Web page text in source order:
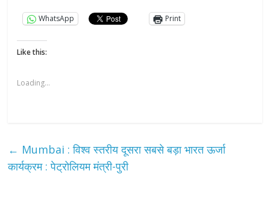
WhatsApp Print
Like this:
Loading...
← Mumbai : विश्व स्तरीय दूसरा सबसे बड़ा भारत ऊर्जा
कार्यक्रम : पेट्रोलियम मंत्री-पुरी